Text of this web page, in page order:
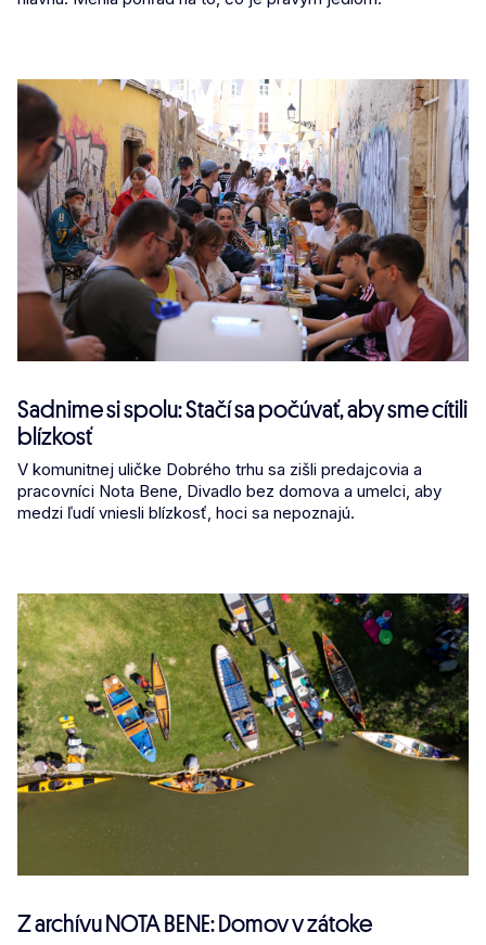
Sadnime si spolu: Stačí sa počúvať, aby sme cítili
blízkosť
V komunitnej uličke Dobrého trhu sa zišli predajcovia a
pracovníci Nota Bene, Divadlo bez domova a umelci, aby
medzi ľudí vniesli blízkosť, hoci sa nepoznajú.
Z archívu NOTA BENE: Domov v zátoke